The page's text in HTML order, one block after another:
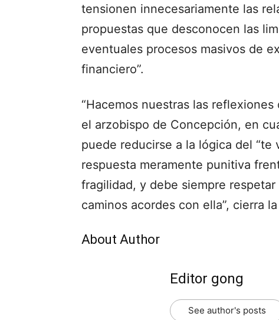
tensionen innecesariamente las
propuestas que desconocen las
eventuales procesos masivos de
financiero”.
“Hacemos nuestras las
el arzobispo de Concepción, en
puede reducirse a la lógica del “te
respuesta meramente punitiva
fragilidad, y debe siempre
caminos acordes con ella”, cierra
About Author
Editor gong
See author's posts